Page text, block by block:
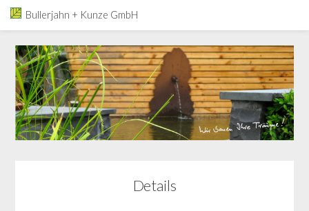
Bullerjahn + Kunze GmbH
Details